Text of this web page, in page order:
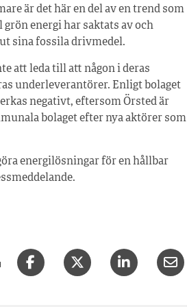
är det här en del av en trend som
energi har saktats av och
sina fossila drivmedel.
att leda till att någon i deras
underleverantörer. Enligt bolaget
negativt, eftersom Örsted är
bolaget efter nya aktörer som
energilösningar för en hållbar